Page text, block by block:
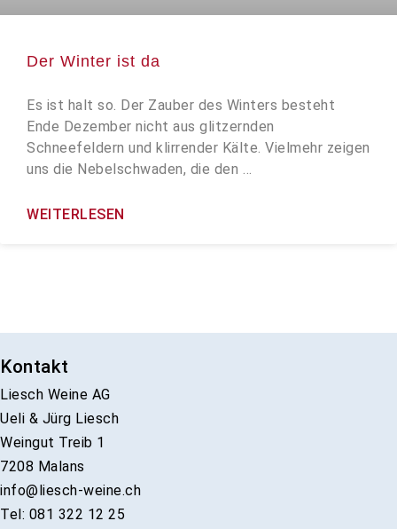
Der Winter ist da
Es ist halt so. Der Zauber des Winters besteht
Ende Dezember nicht aus glitzernden
Schneefeldern und klirrender Kälte. Vielmehr zeigen
uns die Nebelschwaden, die den …
WEITERLESEN
Kontakt
Liesch Weine AG
Ueli & Jürg Liesch
Weingut Treib 1
7208 Malans
info@liesch-weine.ch
Tel: 081 322 12 25